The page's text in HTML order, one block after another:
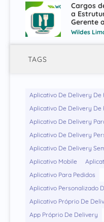
Cargos
a
Gerente
Wildes
TAGS
Aplicativo De Delivery
Aplicativo De Delivery De
Aplicativo De Delivery
Aplicativo De Delivery
Aplicativo De Delivery
Aplicativo Mobile
Aplicativo Para Pedidos
Aplicativo Personalizado
Aplicativo Próprio De
App Próprio De Delivery